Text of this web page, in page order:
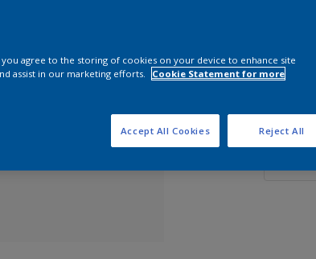
0.2L
0.2L
0.37L
0.75L
Ποσότητα
you agree to the storing of cookies on your device to enhance site
assist in our marketing efforts.
Cookie Statement for more
Reject All
Accept All Cookies